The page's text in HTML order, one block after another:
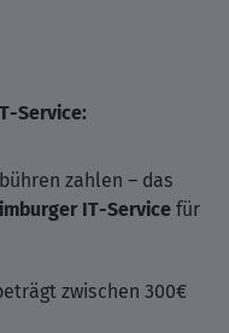
Service:
zahlen – das
IT-Service für
zwischen 300€